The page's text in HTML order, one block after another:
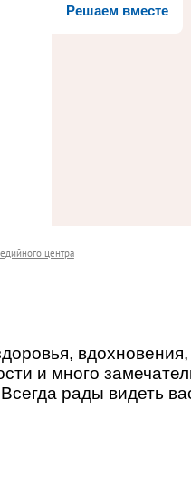
Решаем вместе
центра
и много
рады видеть